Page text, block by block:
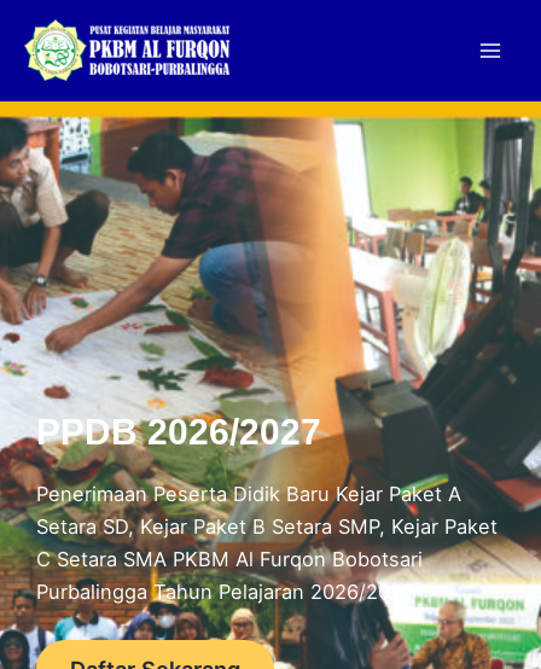
content
PPDB 2026/2027
Penerimaan Peserta Didik Baru Kejar Paket A
Setara SD, Kejar Paket B Setara SMP, Kejar Paket
C Setara SMA PKBM Al Furqon Bobotsari
Purbalingga Tahun Pelajaran 2026/2027